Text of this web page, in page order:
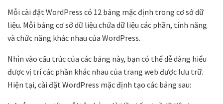
Mỗi cài đặt WordPress có 12 bảng mặc định trong cơ sở dữ
liệu. Mỗi bảng cơ sở dữ liệu chứa dữ liệu các phần, tính năng
và chức năng khác nhau của WordPress.
Nhìn vào cấu trúc của các bảng này, bạn có thể dễ dàng hiểu
được vị trí các phần khác nhau của trang web được lưu trữ.
Hiện tại, cài đặt WordPress mặc định tạo các bảng sau: